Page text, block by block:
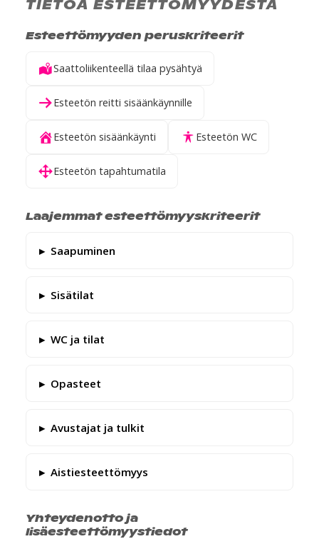
TIETOA ESTEETTÖMYYDESTÄ
Esteettömyyden peruskriteerit
Saattoliikenteellä tilaa pysähtyä
Esteetön reitti sisäänkäynnille
Esteetön sisäänkäynti Esteetön WC
Esteetön tapahtumatila
Laajemmat esteettömyyskriteerit
Saapuminen
Sisätilat
WC ja tilat
Opasteet
Avustajat ja tulkit
Aistiesteettömyys
Yhteydenotto ja
lisäesteettömyystiedot